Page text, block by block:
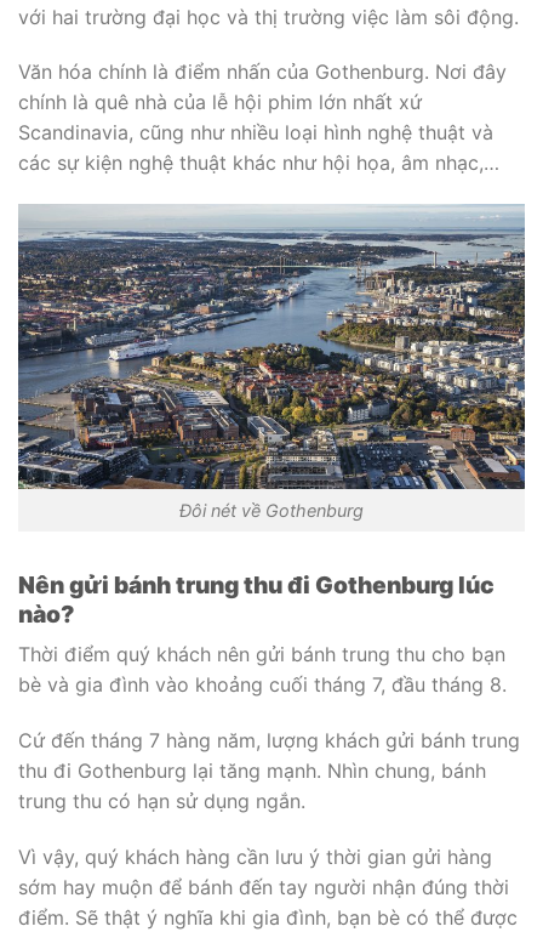
với hai trường đại học và thị trường việc làm sôi động.
Văn hóa chính là điểm nhấn của Gothenburg. Nơi đây
chính là quê nhà của lễ hội phim lớn nhất xứ
Scandinavia, cũng như nhiều loại hình nghệ thuật và
các sự kiện nghệ thuật khác như hội họa, âm nhạc,…
Đôi nét về Gothenburg
Nên gửi bánh trung thu đi Gothenburg lúc
nào?
Thời điểm quý khách nên gửi bánh trung thu cho bạn
bè và gia đình vào khoảng cuối tháng 7, đầu tháng 8.
Cứ đến tháng 7 hàng năm, lượng khách gửi bánh trung
thu đi Gothenburg lại tăng mạnh. Nhìn chung, bánh
trung thu có hạn sử dụng ngắn.
Vì vậy, quý khách hàng cần lưu ý thời gian gửi hàng
sớm hay muộn để bánh đến tay người nhận đúng thời
điểm. Sẽ thật ý nghĩa khi gia đình, bạn bè có thể được